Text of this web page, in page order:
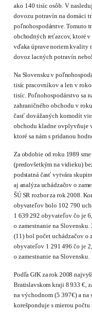
ako 140 tisíc osôb. V
dovozu potravín na domáci
poľnohospodárstve. Tomuto
obchodných reťazcov, ktoré
vďaka úprave noriemkvality
dovoz lacných potravín
Na Slovensku v
tisíc pracovníkov a len v
tisíc. Poľnohospodárstvo sa
zahraničného obchodu v
časť dovážaných komodít
obchodu kladne ovplyvňuje
ktoré sa nám s pridanou
Za obdobie od roku 1989 sme
(predovšetkým na vidieku)
podstatná časť vytvára
aj analýza uchádzačov o
ŠÚ SR rozbor za rok 2008.
obyvateľov bolo 102 790
1 639292 obyvateľov čo je
o zamestnanie na
(11) bol počet uchádzačov o
obyvateľov 1 291496 čo je
o zamestnanie na Slovensku.
Podľa GfK zarok 2008
Bratislavskom kraji 8933 €,
na východnom (5 397€) a na
korešponduje s mierou počtu